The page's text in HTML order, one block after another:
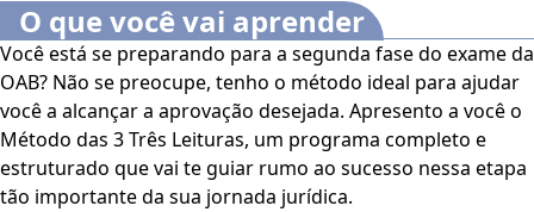
O que você vai aprender
Você está se preparando para a segunda fase do exame da
OAB? Não se preocupe, tenho o método ideal para ajudar
você a alcançar a aprovação desejada. Apresento a você o
Método das 3 Três Leituras, um programa completo e
estruturado que vai te guiar rumo ao sucesso nessa etapa
tão importante da sua jornada jurídica.